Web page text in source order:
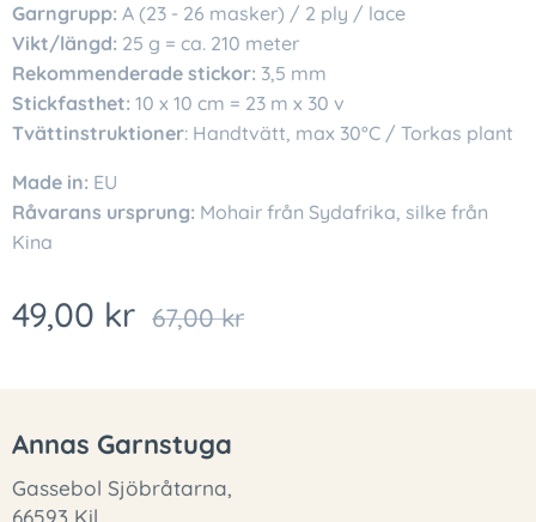
Garngrupp: A (23 - 26 masker) / 2 ply / lace
Vikt/längd: 25 g = ca. 210 meter
Rekommenderade stickor: 3,5 mm
Stickfasthet: 10 x 10 cm = 23 m x 30 v
Tvättinstruktioner: Handtvätt, max 30°C / Torkas plant
Made in: EU
Råvarans ursprung: Mohair från Sydafrika, silke från
Kina
49,00 kr 67,00kr
Annas Garnstuga
Gassebol Sjöbråtarna,
66593 Kil